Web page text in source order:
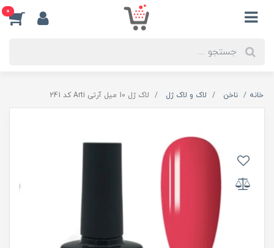
0
خانه ناخن لاک و لاک ژل لاک ژل 10 میل آرتی Arti کد 241